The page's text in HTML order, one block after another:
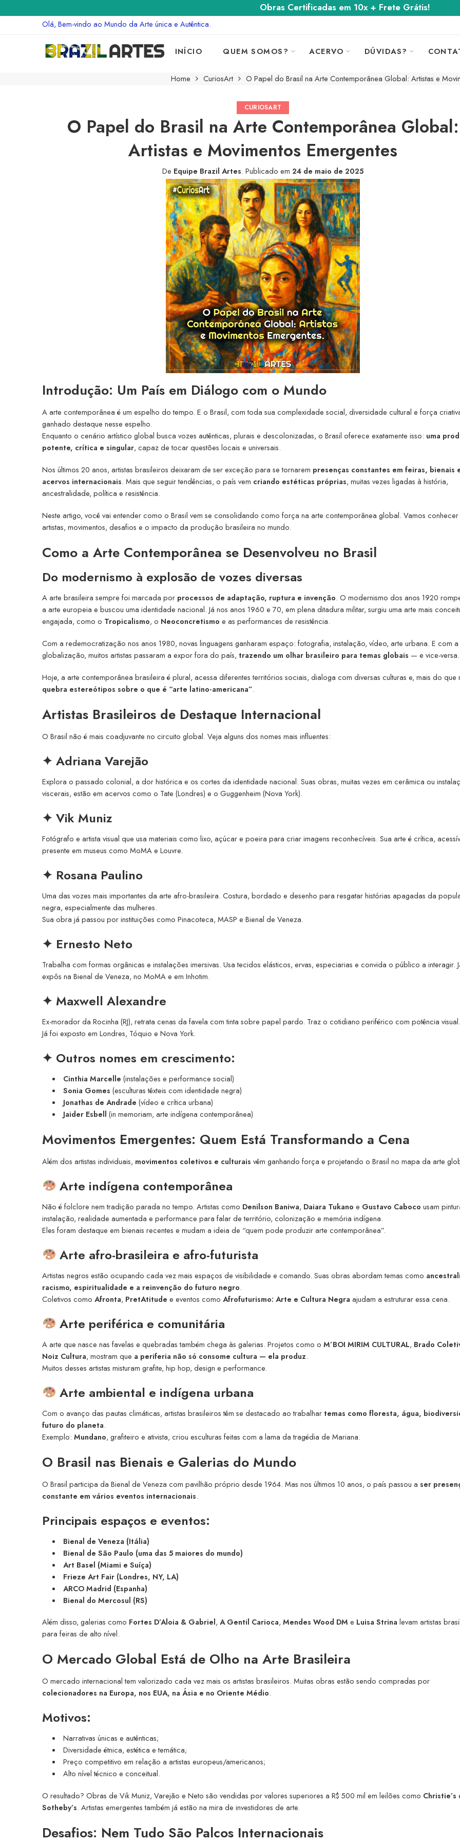
Obras Certificadas em 10x + Frete Grátis!
Olá, Bem-vindo ao Mundo da Arte única e Autêntica.
INÍCIO QUEM SOMOS? ACERVO DÚVIDAS?
Home CuriosArt O Papel do Brasil na Arte Contemporânea Global: Artistas e
CURIOSART
O Papel do Brasil na Arte Contemporânea Global:
Artistas e Movimentos Emergentes
De Equipe Brazil Artes. Publicado em 24 de maio de 2025
Introdução: Um País em Diálogo com o Mundo
A arte contemporânea é um espelho do tempo. E o Brasil, com toda sua complexidade social, diversidade cultural e força
ganhado destaque nesse espelho.
Enquanto o cenário artístico global busca vozes autênticas, plurais e descolonizadas, o Brasil oferece exatamente isso: uma
potente, crítica e singular, capaz de tocar questões locais e universais.
Nos últimos 20 anos, artistas brasileiros deixaram de ser exceção para se tornarem presenças constantes em feiras, bienais
acervos internacionais. Mais que seguir tendências, o país vem criando estéticas próprias, muitas vezes ligadas à história,
ancestralidade, política e resistência.
Neste artigo, você vai entender como o Brasil vem se consolidando como força na arte contemporânea global. Vamos conhecer
artistas, movimentos, desafios e o impacto da produção brasileira no mundo.
Como a Arte Contemporânea se Desenvolveu no Brasil
Do modernismo à explosão de vozes diversas
A arte brasileira sempre foi marcada por processos de adaptação, ruptura e invenção. O modernismo dos anos 1920
a arte europeia e buscou uma identidade nacional. Já nos anos 1960 e 70, em plena ditadura militar, surgiu uma arte mais
engajada, como o Tropicalismo, o Neoconcretismo e as performances de resistência.
Com a redemocratização nos anos 1980, novas linguagens ganharam espaço: fotografia, instalação, vídeo, arte urbana. E com a
globalização, muitos artistas passaram a expor fora do país, trazendo um olhar brasileiro para temas globais — e vice-versa.
Hoje, a arte contemporânea brasileira é plural, acessa diferentes territórios sociais, dialoga com diversas culturas e, mais do que
quebra estereótipos sobre o que é “arte latino-americana”.
Artistas Brasileiros de Destaque Internacional
O Brasil não é mais coadjuvante no circuito global. Veja alguns dos nomes mais influentes:
✦ Adriana Varejão
Explora o passado colonial, a dor histórica e os cortes da identidade nacional. Suas obras, muitas vezes em cerâmica ou
viscerais, estão em acervos como o Tate (Londres) e o Guggenheim (Nova York).
✦ Vik Muniz
Fotógrafo e artista visual que usa materiais como lixo, açúcar e poeira para criar imagens reconhecíveis. Sua arte é crítica,
presente em museus como MoMA e Louvre.
✦ Rosana Paulino
Uma das vozes mais importantes da arte afro-brasileira. Costura, bordado e desenho para resgatar histórias apagadas da
negra, especialmente das mulheres.
Sua obra já passou por instituições como Pinacoteca, MASP e Bienal de Veneza.
✦ Ernesto Neto
Trabalha com formas orgânicas e instalações imersivas. Usa tecidos elásticos, ervas, especiarias e convida o público a interagir.
expôs na Bienal de Veneza, no MoMA e em Inhotim.
✦ Maxwell Alexandre
Ex-morador da Rocinha (RJ), retrata cenas da favela com tinta sobre papel pardo. Traz o cotidiano periférico com potência visual.
Já foi exposto em Londres, Tóquio e Nova York.
✦ Outros nomes em crescimento:
Cinthia Marcelle (instalações e performance social)
Sonia Gomes (esculturas têxteis com identidade negra)
Jonathas de Andrade (vídeo e crítica urbana)
Jaider Esbell (in memoriam, arte indígena contemporânea)
Movimentos Emergentes: Quem Está Transformando a Cena
Além dos artistas individuais, movimentos coletivos e culturais vêm ganhando força e projetando o Brasil no mapa da arte
Arte indígena contemporânea
Não é folclore nem tradição parada no tempo. Artistas como Denilson Baniwa, Daiara Tukano e Gustavo Caboco usam
instalação, realidade aumentada e performance para falar de território, colonização e memória indígena.
Eles foram destaque em bienais recentes e mudam a ideia de “quem pode produzir arte contemporânea”.
Arte afro-brasileira e afro-futurista
Artistas negros estão ocupando cada vez mais espaços de visibilidade e comando. Suas obras abordam temas como
racismo, espiritualidade e a reinvenção do futuro negro.
Coletivos como Afronta, PretAtitude e eventos como Afrofuturismo: Arte e Cultura Negra ajudam a estruturar essa cena.
Arte periférica e comunitária
A arte que nasce nas favelas e quebradas também chega às galerias. Projetos como o M’BOI MIRIM CULTURAL, Brado
Noiz Cultura, mostram que a periferia não só consome cultura — ela produz.
Muitos desses artistas misturam grafite, hip hop, design e performance.
Arte ambiental e indígena urbana
Com o avanço das pautas climáticas, artistas brasileiros têm se destacado ao trabalhartemas como floresta, água,
futuro do planeta.
Exemplo: Mundano, grafiteiro e ativista, criou esculturas feitas com a lama da tragédia de Mariana.
O Brasil nas Bienais e Galerias do Mundo
O Brasil participa da Bienal de Veneza com pavilhão próprio desde 1964. Mas nos últimos 10 anos, o país passou a ser
constante em vários eventos internacionais.
Principais espaços e eventos:
Bienal de Veneza (Itália)
Bienal de São Paulo (uma das 5 maiores do mundo)
Art Basel (Miami e Suíça)
Frieze Art Fair (Londres, NY, LA)
ARCO Madrid (Espanha)
Bienal do Mercosul (RS)
Além disso, galerias como Fortes D’Aloia & Gabriel, A Gentil Carioca, Mendes Wood DM e Luisa Strina levam artistas
para feiras de alto nível.
O Mercado Global Está de Olho na Arte Brasileira
O mercado internacional tem valorizado cada vez mais os artistas brasileiros. Muitas obras estão sendo compradas por
colecionadores na Europa, nos EUA, na Ásia e no Oriente Médio.
Motivos:
Narrativas únicas e autênticas;
Diversidade étnica, estética e temática;
Preço competitivo em relação a artistas europeus/americanos;
Alto nível técnico e conceitual.
O resultado? Obras de Vik Muniz, Varejão e Neto são vendidas por valores superiores a R$ 500 mil em leilões como Christie’s
Sotheby’s. Artistas emergentes também já estão na mira de investidores de arte.
Desafios: Nem Tudo São Palcos Internacionais